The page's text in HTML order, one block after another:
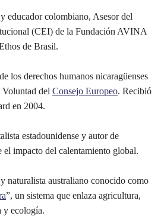
educador colombiano, Asesor del
(CEI) de la Fundación AVINA
de Brasil.
los derechos humanos nicaragüenses
del Consejo Europeo. Recibió
en 2004.
estadounidense y autor de
el impacto del calentamiento global.
naturalista australiano conocido como
”, un sistema que enlaza agricultura,
y ecología.